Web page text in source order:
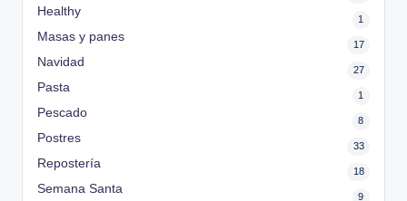
Healthy
1
Masas y panes
17
Navidad
27
Pasta
1
Pescado
8
Postres
33
Repostería
18
Semana Santa
9